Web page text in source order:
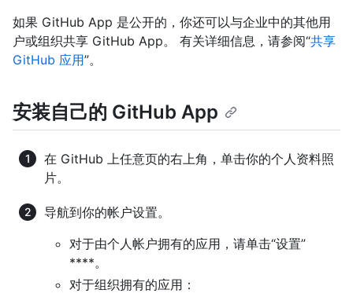
如果 GitHub App 是公开的，你还可以与企业中的其他用
户或组织共享 GitHub App。 有关详细信息，请参阅“共享
GitHub 应用”。
安装自己的 GitHub App
在 GitHub 上任意页的右上角，单击你的个人资料照
片。
导航到你的帐户设置。
对于由个人帐户拥有的应用，请单击“设置”
****。
对于组织拥有的应用：